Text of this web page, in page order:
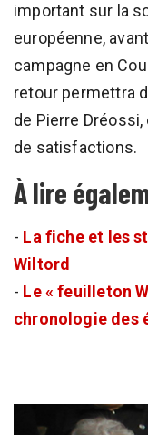
important sur la
européenne,
campagne en
retour permettra
de Pierre
de satisfactions.
À lire
- La fiche et les
Wiltord
- Le « feuilleton
chronologie des